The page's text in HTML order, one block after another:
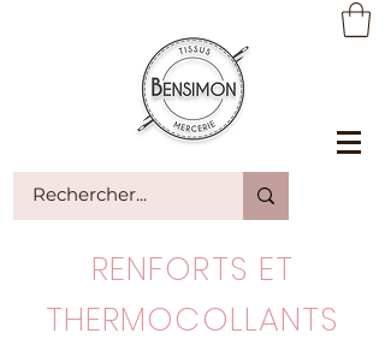
RENFORTS ET
THERMOCOLLANTS